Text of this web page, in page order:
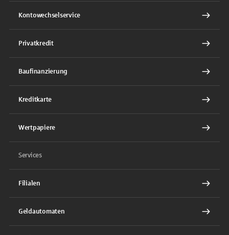
Kontowechselservice
Privatkredit
Baufinanzierung
Kreditkarte
Wertpapiere
Services
Filialen
Geldautomaten